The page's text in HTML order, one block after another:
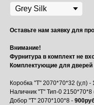
Оставьте нам заявку для
Внимание!
Фурнитура в комплект не
Комплектующие для дверей
Коробка "Т" 2070*70*32 (у,п) -
Наличник "Т" Тип-0 2150*70*8
Добор "Т" 2070*100*8 -